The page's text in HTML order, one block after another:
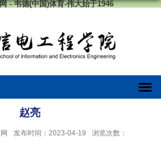
- 韦德(中国)体育-伟大始于1946
赵亮
发布时间：2023-04-19 浏览次数：